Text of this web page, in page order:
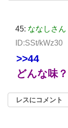
45: ななしさん
ID:SSt/kWz30
>>44
どんな味？
レスにコメント